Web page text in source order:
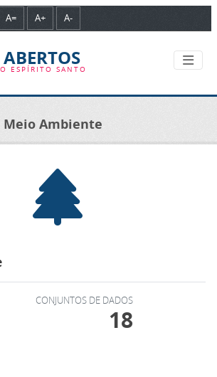
A= A+ A-
ESPÍRITO SANTO
Meio Ambiente
CONJUNTOS DE DADOS
18